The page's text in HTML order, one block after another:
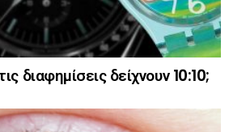
διαφημίσεις δείχνουν 10:10;